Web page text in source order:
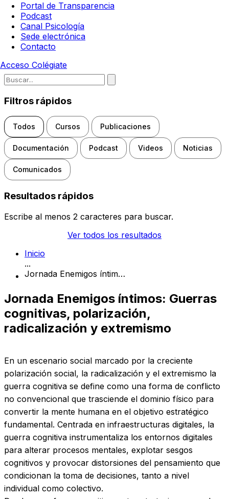
Portal de Transparencia
Podcast
Canal Psicología
Sede electrónica
Contacto
Acceso Colégiate
Escribe para buscar noticias,
Filtros rápidos
Todos Cursos Publicaciones
Documentación Podcast Videos Noticias
Comunicados
Resultados rápidos
Escribe al menos 2 caracteres para buscar.
Ver todos los resultados
Inicio
...
Jornada Enemigos íntimos: Guerras cognitivas, polarización, radicalización y extremismo
Jornada Enemigos íntimos: Guerras
cognitivas, polarización,
radicalización y extremismo
En un escenario social marcado por la creciente
polarización social, la radicalización y el extremismo la
guerra cognitiva se define como una forma de conflicto
no convencional que trasciende el dominio físico para
convertir la mente humana en el objetivo estratégico
fundamental. Centrada en infraestructuras digitales, la
guerra cognitiva instrumentaliza los entornos digitales
para alterar procesos mentales, explotar sesgos
cognitivos y provocar distorsiones del pensamiento que
condicionan la toma de decisiones, tanto a nivel
individual como colectivo.